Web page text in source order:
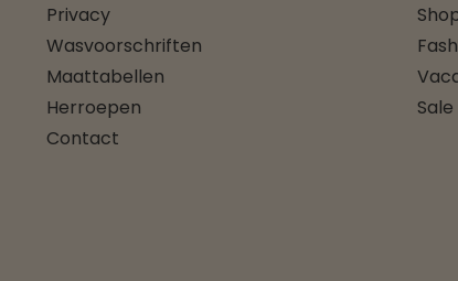
Privacy
Wasvoorschriften
Maattabellen
Herroepen
Contact
Sale